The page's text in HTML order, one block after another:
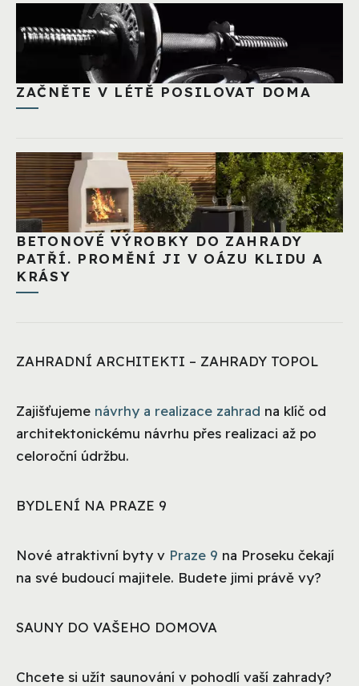
ZAČNĚTE V LÉTĚ POSILOVAT DOMA
BETONOVÉ VÝROBKY DO ZAHRADY
PATŘÍ. PROMĚNÍ JI V OÁZU KLIDU A
KRÁSY
ZAHRADNÍ ARCHITEKTI – ZAHRADY TOPOL
Zajišťujeme návrhy a realizace zahrad na klíč od
architektonickému návrhu přes realizaci až po
celoroční údržbu.
BYDLENÍ NA PRAZE 9
Nové atraktivní byty v Praze 9 na Proseku čekají
na své budoucí majitele. Budete jimi právě vy?
SAUNY DO VAŠEHO DOMOVA
Chcete si užít saunování v pohodlí vaší zahrady?